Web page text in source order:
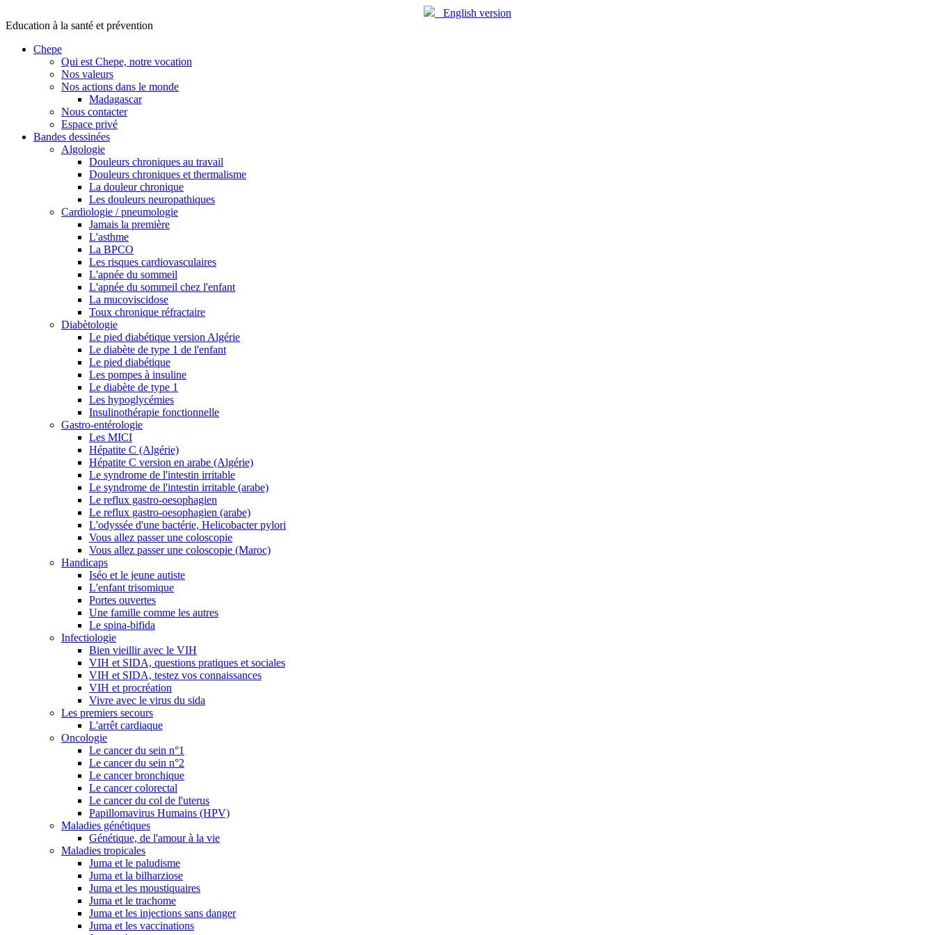
English version
Education à la santé et prévention
Chepe
Qui est Chepe, notre vocation
Nos valeurs
Nos actions dans le monde
Madagascar
Nous contacter
Espace privé
Bandes dessinées
Algologie
Douleurs chroniques au travail
Douleurs chroniques et thermalisme
La douleur chronique
Les douleurs neuropathiques
Cardiologie / pneumologie
Jamais la première
L'asthme
La BPCO
Les risques cardiovasculaires
L'apnée du sommeil
L'apnée du sommeil chez l'enfant
La mucoviscidose
Toux chronique réfractaire
Diabètologie
Le pied diabétique version Algérie
Le diabète de type 1 de l'enfant
Le pied diabétique
Les pompes à insuline
Le diabète de type 1
Les hypoglycémies
Insulinothérapie fonctionnelle
Gastro-entérologie
Les MICI
Hépatite C (Algérie)
Hépatite C version en arabe (Algérie)
Le syndrome de l'intestin irritable
Le syndrome de l'intestin irritable (arabe)
Le reflux gastro-oesophagien
Le reflux gastro-oesophagien (arabe)
L'odyssée d'une bactérie, Helicobacter pylori
Vous allez passer une coloscopie
Vous allez passer une coloscopie (Maroc)
Handicaps
Iséo et le jeune autiste
L'enfant trisomique
Portes ouvertes
Une famille comme les autres
Le spina-bifida
Infectiologie
Bien vieillir avec le VIH
VIH et SIDA, questions pratiques et sociales
VIH et SIDA, testez vos connaissances
VIH et procréation
Vivre avec le virus du sida
Les premiers secours
L'arrêt cardiaque
Oncologie
Le cancer du sein n°1
Le cancer du sein n°2
Le cancer bronchique
Le cancer colorectal
Le cancer du col de l'uterus
Papillomavirus Humains (HPV)
Maladies génétiques
Génétique, de l'amour à la vie
Maladies tropicales
Juma et le paludisme
Juma et la bilharziose
Juma et les moustiquaires
Juma et le trachome
Juma et les injections sans danger
Juma et les vaccinations